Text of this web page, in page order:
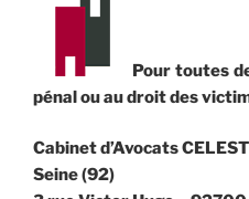
Pour toutes
pénal ou au droit des
Cabinet d’Avocats
Seine (92)